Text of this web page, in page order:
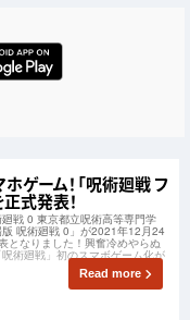
ゲーム！「呪術廻戦 フ
式発表！
廻戦 0 東京都立呪術高等専門学
呪術廻戦 0」が2021年12月24
となりました！興奮冷めやらぬ
術廻戦」初のスマボゲーム化が
Read more